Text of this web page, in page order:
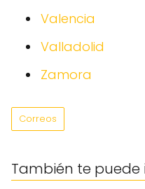
Valencia
Valladolid
Zamora
Correos
También te puede